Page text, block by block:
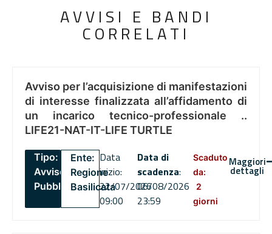
AVVISI E BANDI
CORRELATI
Avviso per l’acquisizione di manifestazioni
di interesse finalizzata all’affidamento di
un incarico tecnico-professionale ..
LIFE21-NAT-IT-LIFE TURTLE
Tipo:
Avviso
Pubblico
Ente:
Regione
Basilicata
Data
inizio:
22/07/2026
09:00
Data di
scadenza:
06/08/2026
23:59
Scaduto
da:
2
giorni
Maggiori
dettagli